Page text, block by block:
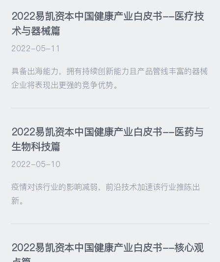
2022易凯资本中国健康产业白皮书--医疗技
术与器械篇
2022-05-11
具备出海能力，拥有持续创新能力且产品管线丰富的器械
企业将表现出更强的竞争优势。
2022易凯资本中国健康产业白皮书--医药与
生物科技篇
2022-05-10
疫情对该行业的影响减弱，前沿技术加速该行业推陈出
新。
2022易凯资本中国健康产业白皮书--核心观